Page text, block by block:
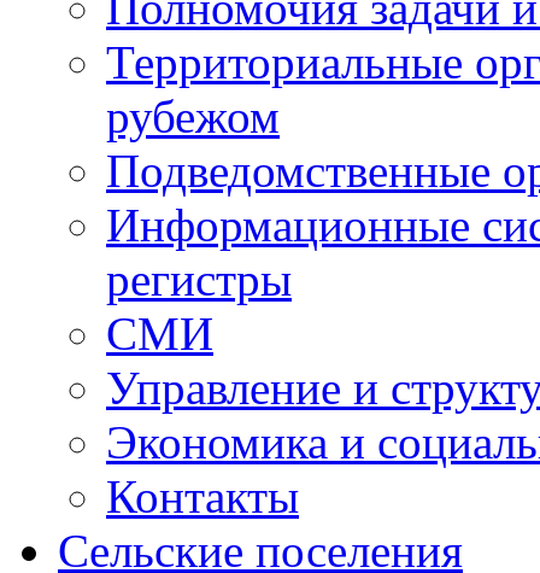
Территориальные
рубежом
Подведомственные
Информационные
регистры
СМИ
Управление и
Экономика и
Контакты
Сельские поселения